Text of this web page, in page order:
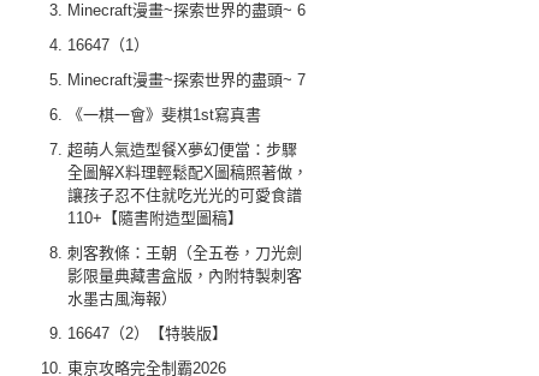
Minecraft漫畫~探索世界的盡頭~ 6
16647（1）
Minecraft漫畫~探索世界的盡頭~ 7
《一棋一會》斐棋1st寫真書
超萌人氣造型餐X夢幻便當：步驟
全圖解X料理輕鬆配X圖稿照著做，
讓孩子忍不住就吃光光的可愛食譜
110+【隨書附造型圖稿】
刺客教條：王朝（全五卷，刀光劍
影限量典藏書盒版，內附特製刺客
水墨古風海報）
16647（2）【特裝版】
東京攻略完全制霸2026